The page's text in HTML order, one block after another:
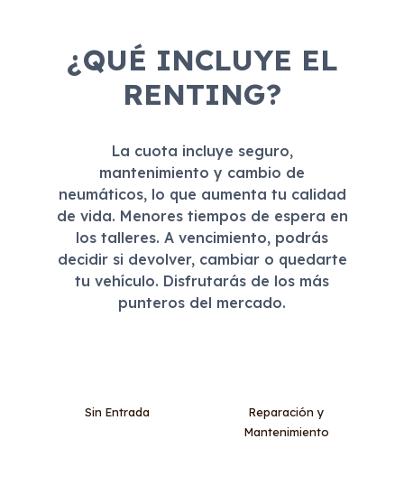
¿QUÉ INCLUYE EL
RENTING?
La cuota incluye seguro,
mantenimiento y cambio de
neumáticos, lo que aumenta tu calidad
de vida. Menores tiempos de espera en
los talleres. A vencimiento, podrás
decidir si devolver, cambiar o quedarte
tu vehículo. Disfrutarás de los más
punteros del mercado.
Sin Entrada
Reparación y
Mantenimiento